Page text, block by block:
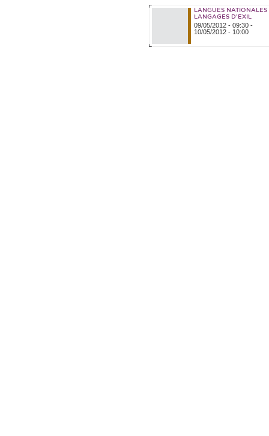
LANGUES NATIONALES
LANGAGES D’EXIL
09/05/2012 - 09:30-
10/05/2012 - 10:00